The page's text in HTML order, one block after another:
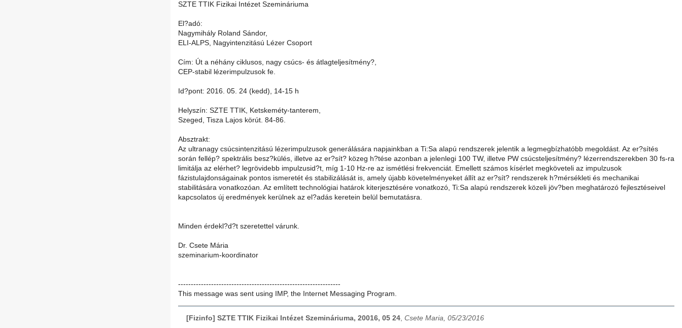
SZTE TTIK Fizikai Intézet Szemináriuma
El?adó:
Nagymihály Roland Sándor,
ELI-ALPS, Nagyintenzitású Lézer Csoport
Cím: Út a néhány ciklusos, nagy csúcs- és átlagteljesítmény?,
CEP-stabil lézerimpulzusok fe.
Id?pont: 2016. 05. 24 (kedd), 14-15 h
Helyszín: SZTE TTIK, Ketskeméty-tanterem,
Szeged, Tisza Lajos körút. 84-86.
Absztrakt:
Az ultranagy csúcsintenzitású lézerimpulzusok generálására napjainkban a Ti:Sa alapú rendszerek jelentik a legmegbízhatóbb megoldást. Az er?sítés
során fellép? spektrális besz?külés, illetve az er?sít? közeg h?tése azonban a jelenlegi 100 TW, illetve PW csúcsteljesítmény? lézerrendszerekben 30 fs-ra
limitálja az elérhet? legrövidebb impulzusid?t, míg 1-10 Hz-re az ismétlési frekvenciát. Emellett számos kísérlet megköveteli az impulzusok
fázistulajdonságainak pontos ismeretét és stabilizálását is, amely újabb követelményeket állít az er?sít? rendszerek h?mérsékleti és mechanikai
stabilitására vonatkozóan. Az említett technológiai határok kiterjesztésére vonatkozó, Ti:Sa alapú rendszerek közeli jöv?ben meghatározó fejlesztéseivel
kapcsolatos új eredmények kerülnek az el?adás keretein belül bemutatásra.
Minden érdekl?d?t szeretettel várunk.
Dr. Csete Mária
szeminarium-koordinator
----------------------------------------------------------------
This message was sent using IMP, the Internet Messaging Program.
[Fizinfo] SZTE TTIK Fizikai Intézet Szemináriuma, 20016, 05 24, Csete Maria, 05/23/2016